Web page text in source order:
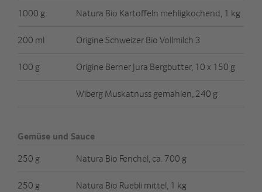
1000 g
Natura Bio Kartoffeln mehligkochend, 1 kg
200 ml Origine Schweizer Bio Vollmilch 3
100 g Origine Berner Jura Bergbutter, 10 x 150 g
Wiberg Muskatnuss gemahlen, 240 g
Gemüse und Sauce
250 g
Natura Bio Fenchel, ca. 700 g
250 g Natura Bio Rüebli mittel, 1 kg